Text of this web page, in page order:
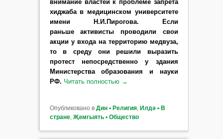
внимание властей к проблеме запрета
хиджаба в медицинском университете
имени Н.И.Пирогова. Если
раньше активисты проводили свои
акции у входа на территорию медвуза,
то в среду они решили выразить
протест непосредственно у здания
Министерства образования и науки
РФ. Читать полностью →
Опубликовано в Дин ▪ Религия, Илдә ▪ В
стране, Җәмгыять ▪ Общество